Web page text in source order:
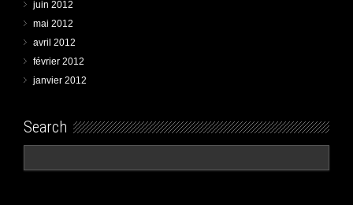
juin 2012
mai 2012
avril 2012
février 2012
janvier 2012
Search